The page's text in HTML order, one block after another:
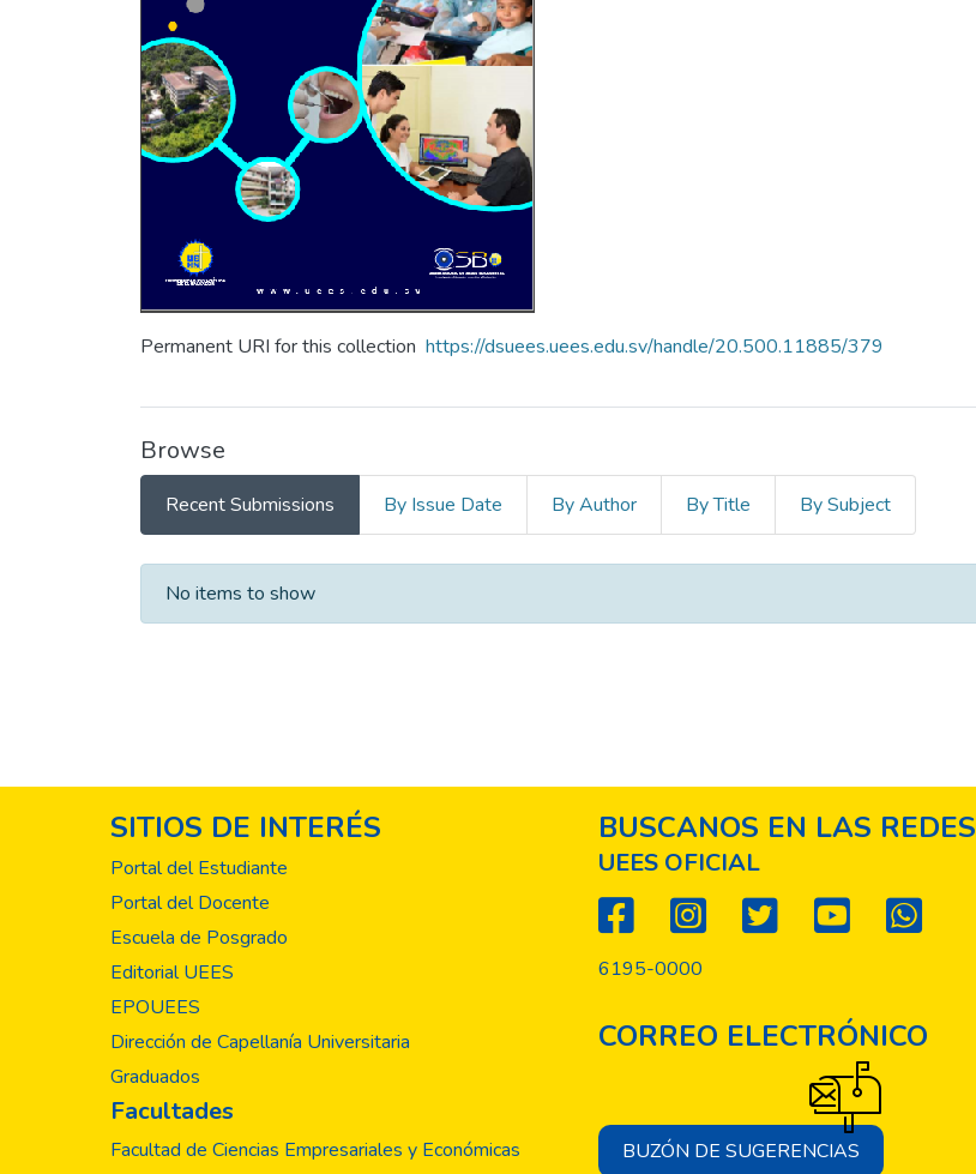
Permanent URI for this collection https://dsuees.uees.edu.sv/handle/20.500.11885/379
Browse
Recent Submissions By Issue Date By Author By Title By Subject
Recent Submissions
No items to show
SITIOS DE INTERÉS
Portal del Estudiante
Portal del Docente
Escuela de Posgrado
Editorial UEES
EPOUEES
Dirección de Capellanía Universitaria
Graduados
Facultades
Facultad de Ciencias Empresariales y Económicas
BUSCANOS EN LAS REDES
UEES OFICIAL
6195-0000
CORREO ELECTRÓNICO
BUZÓN DE SUGERENCIAS